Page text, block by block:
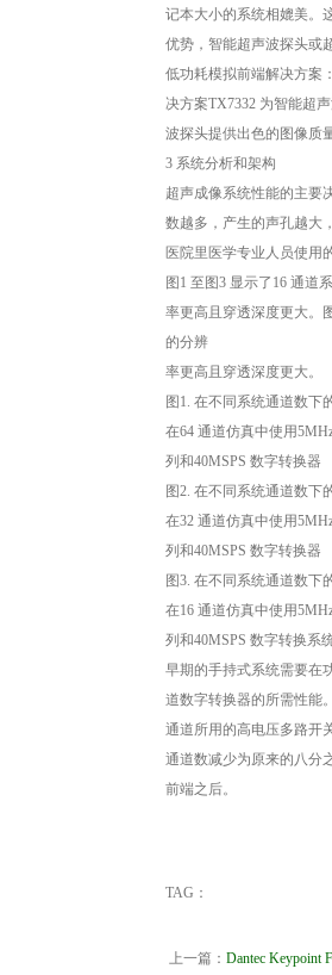
记本大小的系统相媲美。
优势，智能超声波探头或
低功耗模拟前端解决方案
决方案TX7332 为智能超
波探头提供出色的图像质
3 系统分析和架构
超声成像系统性能的主要
数越多，产生的声孔越大
医院里医学专业人员使用
图1 至图3 显示了16 通道
率更高且穿透深度更大。
的分辨
率更高且穿透深度更大。
图1. 在不同系统通道数下
在64 通道仿真中使用
列和40MSPS 数字转换器
图2. 在不同系统通道数下
在32 通道仿真中使用
列和40MSPS 数字转换器
图3. 在不同系统通道数下
在16 通道仿真中使用
列和40MSPS 数字转换系
早期的手持式系统需要在
道数字转换器的所需性能
通道所用的高电压多路开
通道数减少为原来的八分
前端之后。
TAG：
上一篇： Dantec Keypoint